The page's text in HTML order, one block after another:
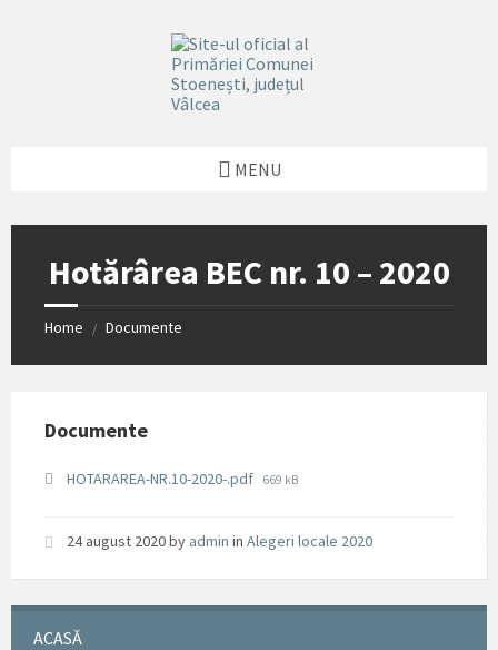
MENU
Hotărârea BEC nr. 10 – 2020
Home / Documente
Documente
HOTARAREA-NR.10-2020-.pdf File
669 kB
24 august 2020by admin in Alegeri locale 2020
ACASĂ